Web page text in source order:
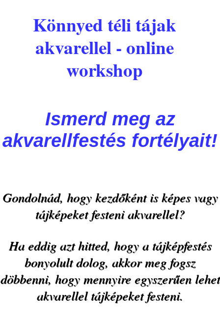
Könnyed téli tájak
akvarellel - online
workshop
Ismerd meg az
akvarellfestés fortélyait!
Gondolnád, hogy kezdőként is képes vagy
tájképeket festeni akvarellel?
Ha eddig azt hitted, hogy a tájképfestés
bonyolult dolog, akkor meg fogsz
döbbenni, hogy mennyire egyszerűen lehet
akvarellel tájképeket festeni.